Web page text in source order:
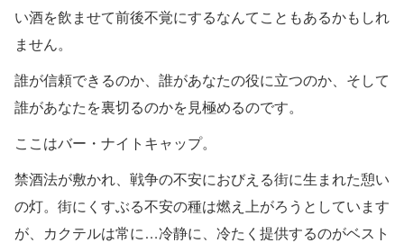
い酒を飲ませて前後不覚にするなんてこともあるかもしれ
ません。
誰が信頼できるのか、誰があなたの役に立つのか、そして
誰があなたを裏切るのかを見極めるのです。
ここはバー・ナイトキャップ。
禁酒法が敷かれ、戦争の不安におびえる街に生まれた憩い
の灯。街にくすぶる不安の種は燃え上がろうとしています
が、カクテルは常に…冷静に、冷たく提供するのがベスト